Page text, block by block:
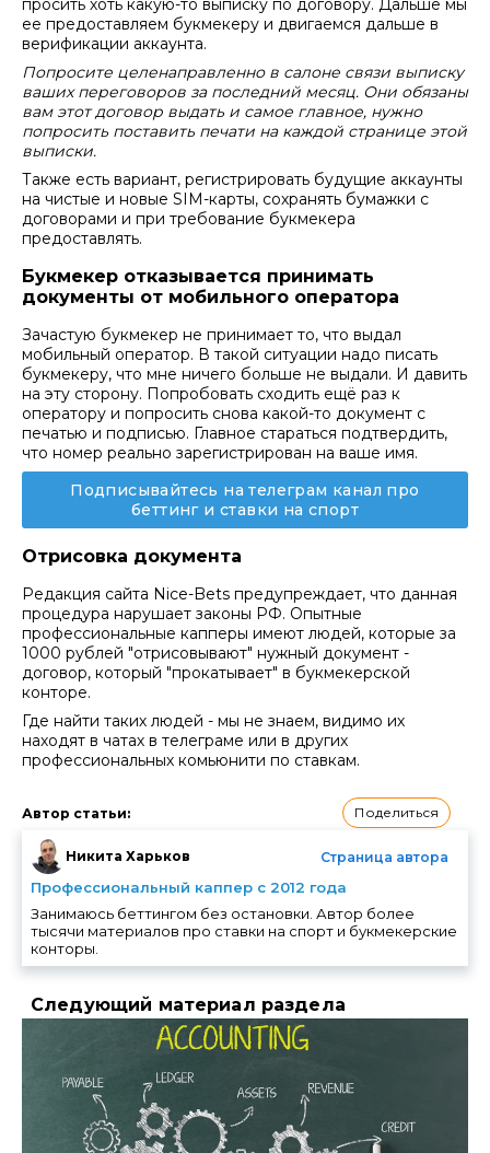
ее предоставляем букмекеру и двигаемся дальше в
верификации аккаунта.
Попросите целенаправленно в салоне связи выписку
ваших переговоров за последний месяц. Они обязаны
вам этот договор выдать и самое главное, нужно
попросить поставить печати на каждой странице этой
выписки.
Также есть вариант, регистрировать будущие аккаунты
на чистые и новые SIM-карты, сохранять бумажки с
договорами и при требование букмекера
предоставлять.
Букмекер отказывается принимать
документы от мобильного оператора
Зачастую букмекер не принимает то, что выдал
мобильный оператор. В такой ситуации надо писать
букмекеру, что мне ничего больше не выдали. И давить
на эту сторону. Попробовать сходить ещё раз к
оператору и попросить снова какой-то документ с
печатью и подписью. Главное стараться подтвердить,
что номер реально зарегистрирован на ваше имя.
Подписывайтесь на телеграм канал про
беттинг и ставки на спорт
Отрисовка документа
Редакция сайта Nice-Bets предупреждает, что данная
процедура нарушает законы РФ. Опытные
профессиональные капперы имеют людей, которые за
1000 рублей "отрисовывают" нужный документ -
договор, который "прокатывает" в букмекерской
конторе.
Где найти таких людей - мы не знаем, видимо их
находят в чатах в телеграме или в других
профессиональных комьюнити по ставкам.
Автор статьи: Поделиться
Никита Харьков Страница автора
Профессиональный каппер с 2012 года
Занимаюсь беттингом без остановки. Автор более
тысячи материалов про ставки на спорт и букмекерские
конторы.
Следующий материал раздела